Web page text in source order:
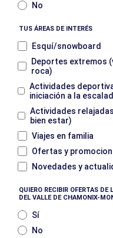
No
TUS ÁREAS DE INTERÉS
Esquí/snowboard
Deportes extremos
roca)
Actividades
iniciación a la
Actividades
bien estar)
Viajes en familia
Ofertas y
Novedades y
QUIERO RECIBIR OFERTAS
DEL VALLE DE CHAMONIX-
Sí
No